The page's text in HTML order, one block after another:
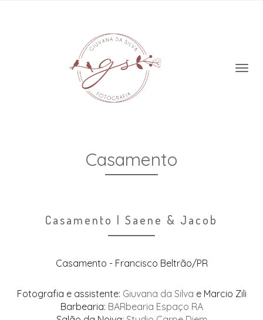
Casamento
Casamento | Saene & Jacob
Casamento - Francisco Beltrão/PR
Fotografia e assistente: Giuvana da Silva e Marcio Zili
Barbearia: BARbearia Espaço RA